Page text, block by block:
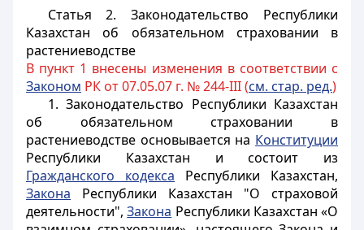
Статья 2. Законодательство Республики
Казахстан об обязательном страховании в
растениеводстве
В пункт 1 внесены изменения в соответствии с
Законом РК от 07.05.07 г. № 244-III (см. стар. ред.)
1. Законодательство Республики Казахстан
об обязательном страховании в
растениеводстве основывается на Конституции
Республики Казахстан и состоит из
Гражданского кодекса Республики Казахстан,
Закона Республики Казахстан "О страховой
деятельности",Закона Республики Казахстан «О